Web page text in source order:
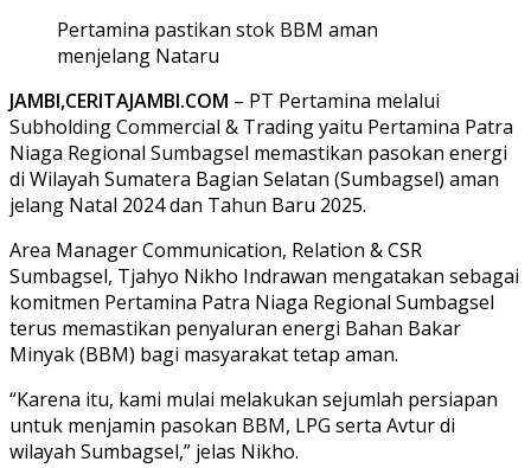
Pertamina pastikan stok BBM aman
menjelang Nataru
JAMBI,CERITAJAMBI.COM – PT Pertamina melalui
Subholding Commercial & Trading yaitu Pertamina Patra
Niaga Regional Sumbagsel memastikan pasokan energi
di Wilayah Sumatera Bagian Selatan (Sumbagsel) aman
jelang Natal 2024 dan Tahun Baru 2025.
Area Manager Communication, Relation & CSR
Sumbagsel, Tjahyo Nikho Indrawan mengatakan sebagai
komitmen Pertamina Patra Niaga Regional Sumbagsel
terus memastikan penyaluran energi Bahan Bakar
Minyak (BBM) bagi masyarakat tetap aman.
“Karena itu, kami mulai melakukan sejumlah persiapan
untuk menjamin pasokan BBM, LPG serta Avtur di
wilayah Sumbagsel,” jelas Nikho.